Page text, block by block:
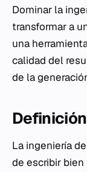
Dominar la
transformar a
una
calidad del
de la
La ingeniería
de escribir bien